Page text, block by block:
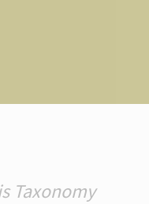
Taxonomy